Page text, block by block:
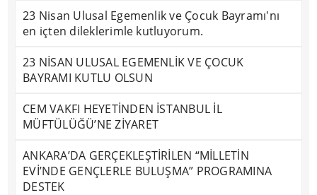
23 Nisan Ulusal Egemenlik ve Çocuk Bayramı'nı
en içten dileklerimle kutluyorum.
23 NİSAN ULUSAL EGEMENLİK VE ÇOCUK
BAYRAMI KUTLU OLSUN
CEM VAKFI HEYETİNDEN İSTANBUL İL
MÜFTÜLÜĞÜ’NE ZİYARET
ANKARA’DA GERÇEKLEŞTİRİLEN “MİLLETİN
EVİ’NDE GENÇLERLE BULUŞMA” PROGRAMINA
DESTEK